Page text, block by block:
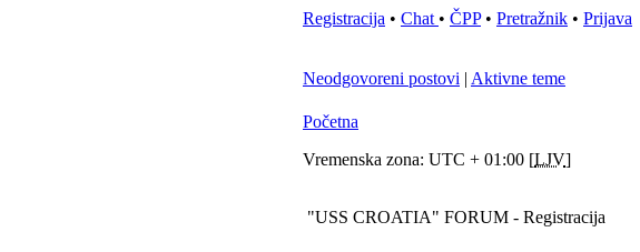
Registracija • Chat • ČPP• Pretražnik • Prijava
Neodgovoreni postovi | Aktivne teme
Početna
Vremenska zona: UTC + 01:00 [LJV]
"USS CROATIA" FORUM - Registracija